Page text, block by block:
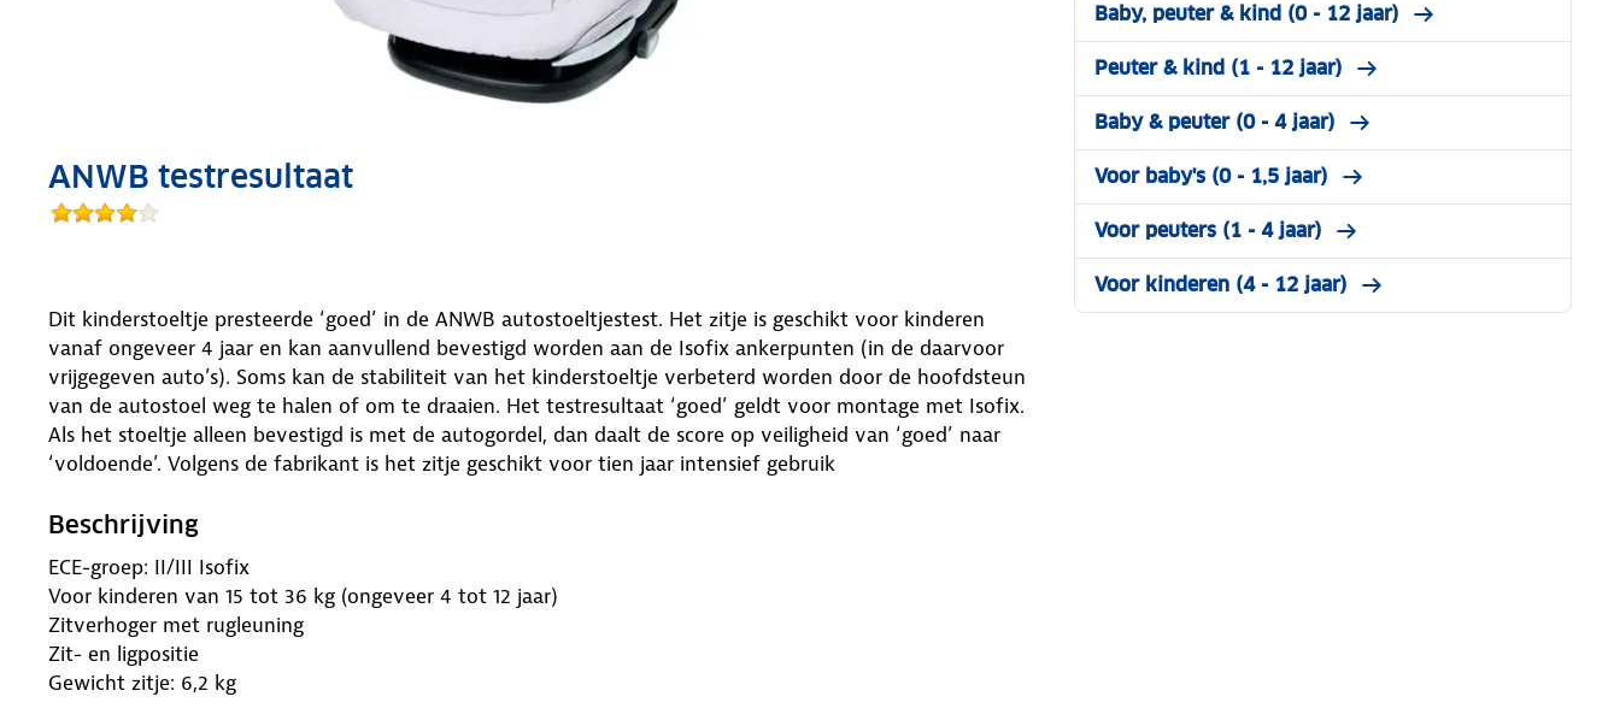
ANWB testresultaat
Dit kinderstoeltje presteerde ‘goed’ in de ANWB autostoeltjestest. Het zitje is geschikt voor kinderen
vanaf ongeveer 4 jaar en kan aanvullend bevestigd worden aan de Isofix ankerpunten (in de daarvoor
vrijgegeven auto’s). Soms kan de stabiliteit van het kinderstoeltje verbeterd worden door de hoofdsteun
van de autostoel weg te halen of om te draaien. Het testresultaat ‘goed’ geldt voor montage met Isofix.
Als het stoeltje alleen bevestigd is met de autogordel, dan daalt de score op veiligheid van ‘goed’ naar
‘voldoende’. Volgens de fabrikant is het zitje geschikt voor tien jaar intensief gebruik
Beschrijving
ECE-groep: II/III Isofix
Voor kinderen van 15 tot 36 kg (ongeveer 4 tot 12 jaar)
Zitverhoger met rugleuning
Zit- en ligpositie
Gewicht zitje: 6,2 kg
Baby, peuter & kind (0 - 12 jaar)
Peuter & kind (1 - 12 jaar)
Baby & peuter (0 - 4 jaar)
Voor baby's (0 - 1,5 jaar)
Voor peuters (1 - 4 jaar)
Voor kinderen (4 - 12 jaar)